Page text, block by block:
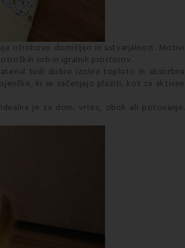
otrokovo domišljijo in ustvarjalnost. Motivi
sob in igralnih prostorov.
tudi dobro izolira toploto in absorbira
ki se začenjajo plaziti, kot za aktivne
je za dom, vrtec, obisk ali potovanje.